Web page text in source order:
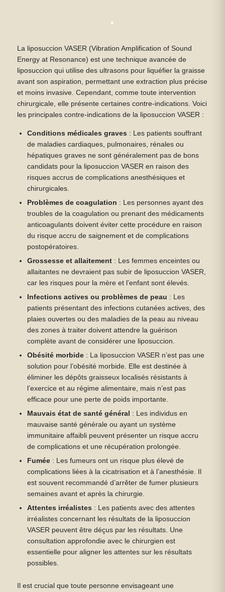
La liposuccion VASER (Vibration Amplification of Sound
Energy at Resonance) est une technique avancée de
liposuccion qui utilise des ultrasons pour liquéfier la graisse
avant son aspiration, permettant une extraction plus précise
et moins invasive. Cependant, comme toute intervention
chirurgicale, elle présente certaines contre-indications. Voici
les principales contre-indications de la liposuccion VASER :
Conditions médicales graves : Les patients souffrant
de maladies cardiaques, pulmonaires, rénales ou
hépatiques graves ne sont généralement pas de bons
candidats pour la liposuccion VASER en raison des
risques accrus de complications anesthésiques et
chirurgicales.
Problèmes de coagulation : Les personnes ayant des
troubles de la coagulation ou prenant des médicaments
anticoagulants doivent éviter cette procédure en raison
du risque accru de saignement et de complications
postopératoires.
Grossesse et allaitement : Les femmes enceintes ou
allaitantes ne devraient pas subir de liposuccion VASER,
car les risques pour la mère et l’enfant sont élevés.
Infections actives ou problèmes de peau : Les
patients présentant des infections cutanées actives, des
plaies ouvertes ou des maladies de la peau au niveau
des zones à traiter doivent attendre la guérison
complète avant de considérer une liposuccion.
Obésité morbide : La liposuccion VASER n’est pas une
solution pour l’obésité morbide. Elle est destinée à
éliminer les dépôts graisseux localisés résistants à
l’exercice et au régime alimentaire, mais n’est pas
efficace pour une perte de poids importante.
Mauvais état de santé général : Les individus en
mauvaise santé générale ou ayant un système
immunitaire affaibli peuvent présenter un risque accru
de complications et une récupération prolongée.
Fumée : Les fumeurs ont un risque plus élevé de
complications liées à la cicatrisation et à l’anesthésie. Il
est souvent recommandé d’arrêter de fumer plusieurs
semaines avant et après la chirurgie.
Attentes irréalistes : Les patients avec des attentes
irréalistes concernant les résultats de la liposuccion
VASER peuvent être déçus par les résultats. Une
consultation approfondie avec le chirurgien est
essentielle pour aligner les attentes sur les résultats
possibles.
Il est crucial que toute personne envisageant une